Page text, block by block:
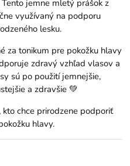
jemne mletý prášok z
využívaný na podporu
lesku.
za tonikum pre pokožku hlavy
zdravý vzhľad vlasov a
sú po použití jemnejšie,
a zdravšie 💚
chce prirodzene podporiť
hlavy.